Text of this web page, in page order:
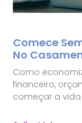
Comece
No
Como
financeiro,
começar a